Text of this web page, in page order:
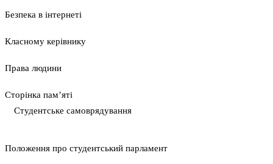
Безпека в інтернеті
Класному керівнику
Права людини
Сторінка пам’яті
Студентське самоврядування
Положення про студентський парламент